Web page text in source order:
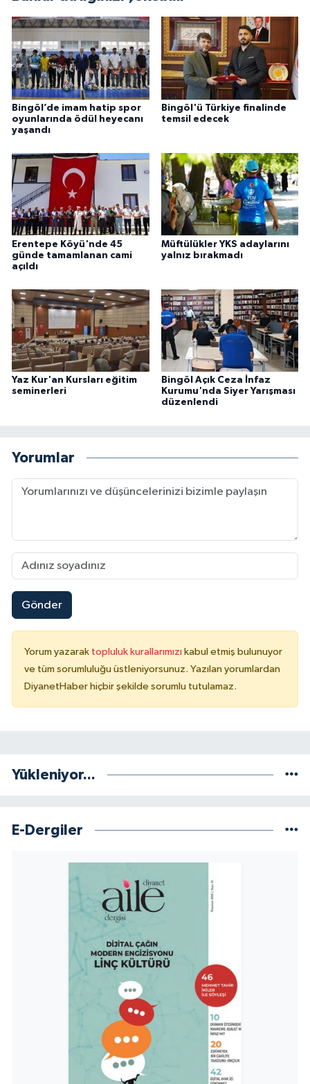
Bingöl’de imam hatip spor
oyunlarında ödül heyecanı
yaşandı
Bingöl'ü Türkiye finalinde
temsil edecek
Erentepe Köyü'nde 45
günde tamamlanan cami
açıldı
Müftülükler YKS adaylarını
yalnız bırakmadı
Yaz Kur'an Kursları eğitim
seminerleri
Bingöl Açık Ceza İnfaz
Kurumu'nda Siyer Yarışması
düzenlendi
Yorumlar
Gönder
Yorum yazarak topluluk kurallarımızı kabul etmiş bulunuyor
ve tüm sorumluluğu üstleniyorsunuz. Yazılan yorumlardan
DiyanetHaber hiçbir şekilde sorumlu tutulamaz.
Yükleniyor...
E-Dergiler
Konya Müftülüğü
Kütahya Müftülüğü
Malatya Müftülüğü
Manisa Müftülüğü
Mardin Müftülüğü
Mersin Müftülüğü
Muğla Müftülüğü
Nevşehir Müftülüğü
Niğde Müftülüğü
Ordu Müftülüğü
Rize Müftülüğü
Sakarya Müftülüğü
Siirt Müftülüğü
Sinop Müftülüğü
Şanlıurfa Müftülüğü
Tokat Müftülüğü
Tunceli Müftülüğü
Uşak Müftülüğü
Van Müftülüğü
Yalova Müftülüğü
Yozgat Müftülüğü
Zonguldak Müftülüğü